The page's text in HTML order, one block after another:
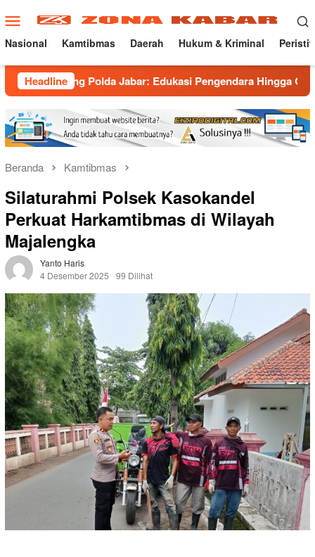
ke
konten
Menu
Mobile
Nasional Kamtibmas Daerah Hukum & Kriminal
Headline
Polda Jabar: Edukasi Pengendara Hingga Ganti Knalpot
Beranda Kamtibmas
Silaturahmi Polsek Kasokandel
Perkuat Harkamtibmas di Wilayah
Majalengka
Yanto Haris
4 Desember 2025
99 Dilihat